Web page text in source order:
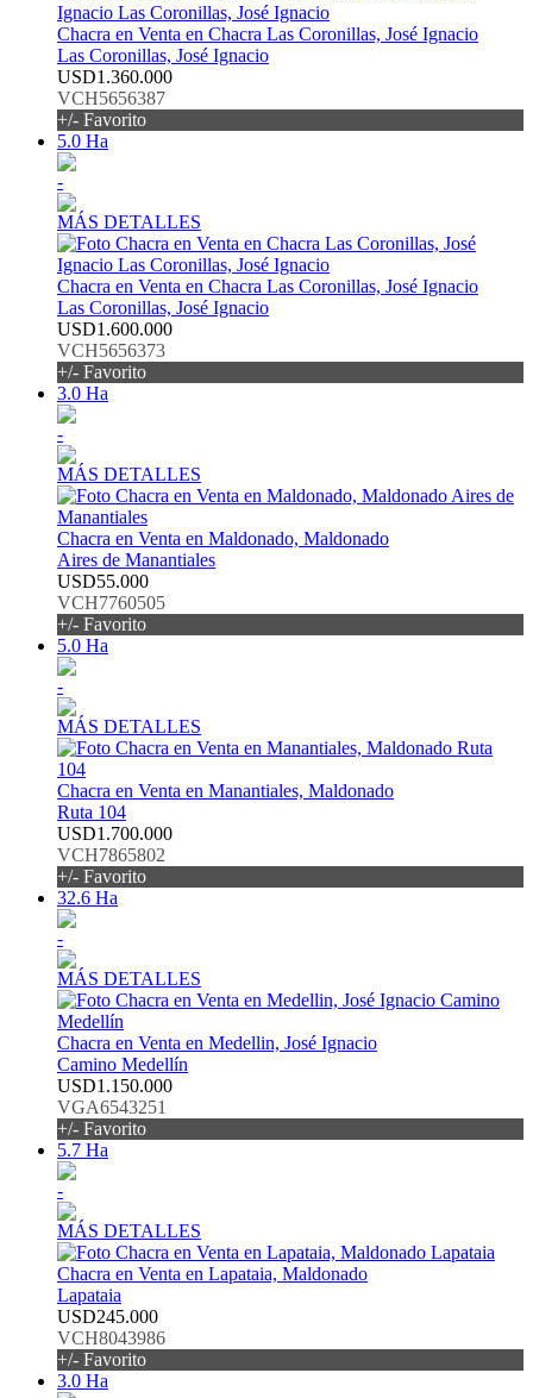
Chacra en Venta en Chacra Las Coronillas, José Ignacio
Las Coronillas, José Ignacio
USD1.360.000
VCH5656387
+/- Favorito
5.0 Ha
-
MÁS DETALLES
Chacra en Venta en Chacra Las Coronillas, José Ignacio
Las Coronillas, José Ignacio
USD1.600.000
VCH5656373
+/- Favorito
3.0 Ha
-
MÁS DETALLES
Chacra en Venta en Maldonado, Maldonado
Aires de Manantiales
USD55.000
VCH7760505
+/- Favorito
5.0 Ha
-
MÁS DETALLES
Chacra en Venta en Manantiales, Maldonado
Ruta 104
USD1.700.000
VCH7865802
+/- Favorito
32.6 Ha
-
MÁS DETALLES
Chacra en Venta en Medellin, José Ignacio
Camino Medellín
USD1.150.000
VGA6543251
+/- Favorito
5.7 Ha
-
MÁS DETALLES
Chacra en Venta en Lapataia, Maldonado
Lapataia
USD245.000
VCH8043986
+/- Favorito
3.0 Ha